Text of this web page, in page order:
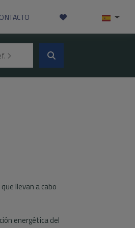
llevan a cabo
energética del